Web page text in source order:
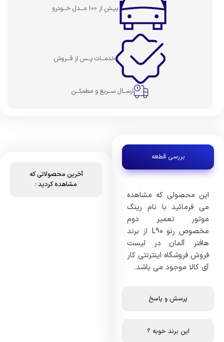
بیـش از 100 مــدل خــودرو
خدمــات پــس از فــروش
ارســال ســریع و مطمئــن
بررسی قطعه
پرسش و پاسخ
این برند خوبه ؟
این محصولی که مشاهده
می فرمائید با نام رینگ
موتور تعمیر دوم
مخصوص رنو L90 از برند
هافنر آلمان در لیست
فروش فروشگاه اینترنتی کار
آی کالا موجود می باشد.
آخرین محصولاتی که
مشاهده کردید :